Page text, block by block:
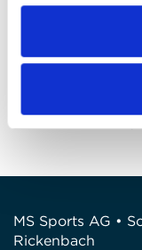
MS Sports AG •
Rickenbach